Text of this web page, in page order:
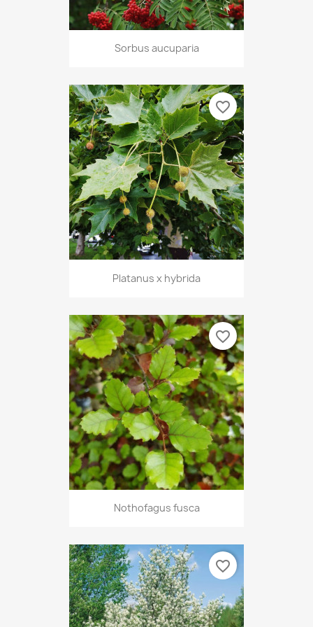
Sorbus aucuparia
Platanus x hybrida
favorite_border
Nothofagus fusca
favorite_border
favorite_border